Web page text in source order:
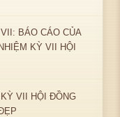
BÁO CÁO CỦA
KỲ VII HỘI
VII HỘI ĐỒNG